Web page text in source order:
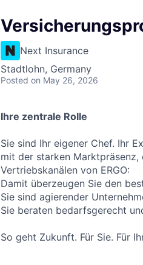
Next Insurance
Stadtlohn, Germany
Posted on May 26, 2026
Ihre zentrale Rolle
Sie sind Ihr eigener Chef. Ihr
mit der starken Marktpräsenz,
Vertriebskanälen von ERGO:
Damit überzeugen Sie den
Sie sind agierender
Sie beraten bedarfsgerecht
So geht Zukunft. Für Sie. Für